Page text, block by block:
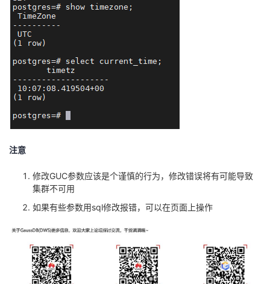
注意
修改GUC参数应该是个谨慎的行为，修改错误将有可能导致
集群不可用
如果有些参数用sql修改报错，可以在页面上操作